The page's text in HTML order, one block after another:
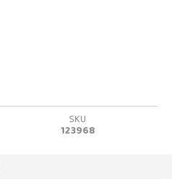
SKU
123968